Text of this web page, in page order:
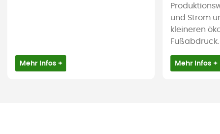
Mehr Infos +
und Strom
kleineren
Fußabdruck.
Mehr Infos +